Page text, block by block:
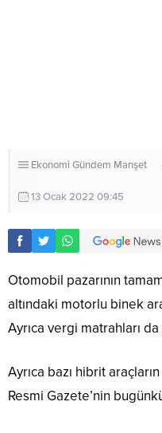
Ekonomi Gündem Manşet
13 Ocak 2022 09:45
Otomobil pazarının
altındaki motorlu binek
Ayrıca vergi matrahları
Ayrıca bazı hibrit
Resmi Gazete’nin